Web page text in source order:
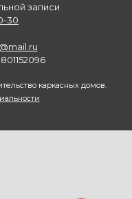
записи
30
каркасных домов.